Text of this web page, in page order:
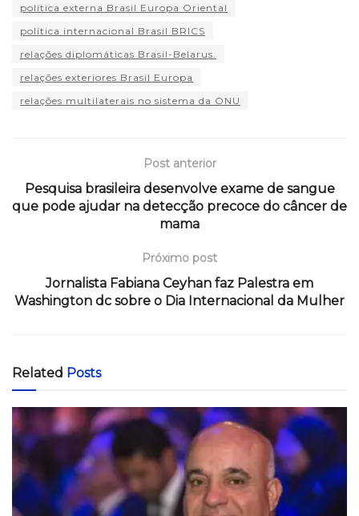
política externa Brasil Europa Oriental
política internacional Brasil BRICS
relações diplomáticas Brasil-Belarus.
relações exteriores Brasil Europa
relações multilaterais no sistema da ONU
Post anterior
Pesquisa brasileira desenvolve exame de sangue
que pode ajudar na detecção precoce do câncer de
mama
Próximo post
Jornalista Fabiana Ceyhan faz Palestra em
Washington dc sobre o Dia Internacional da Mulher
Related Posts